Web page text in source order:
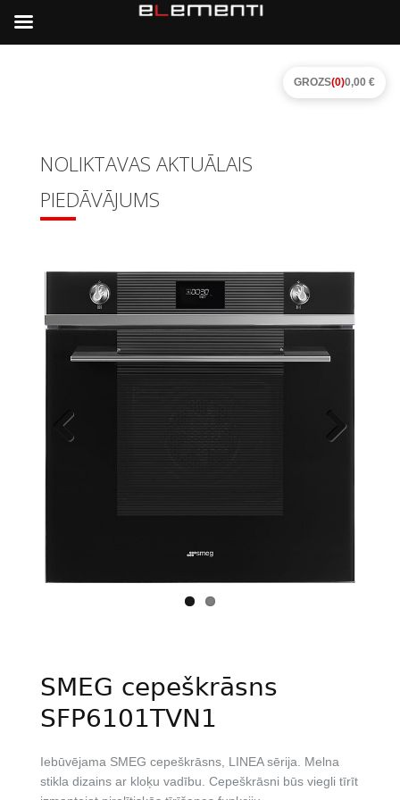
NOLIKTAVAS AKTUĀLAIS
PIEDĀVĀJUMS
SMEG cepeškrāsns
SFP6101TVN1
Iebūvējama SMEG cepeškrāsns, LINEA sērija. Melna
stikla dizains ar kloķu vadību. Cepeškrāsni būs viegli tīrīt
GROZS(0)0,00 €